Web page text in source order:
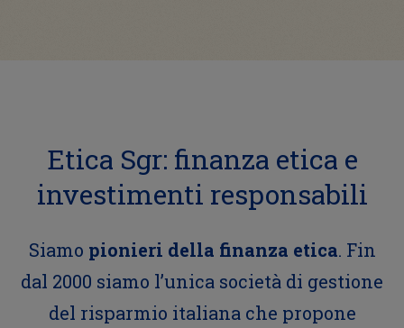
Etica Sgr: finanza etica e
investimenti responsabili
Siamo pionieri della finanza etica. Fin
dal 2000 siamo l’unica società di gestione
del risparmio italiana che propone